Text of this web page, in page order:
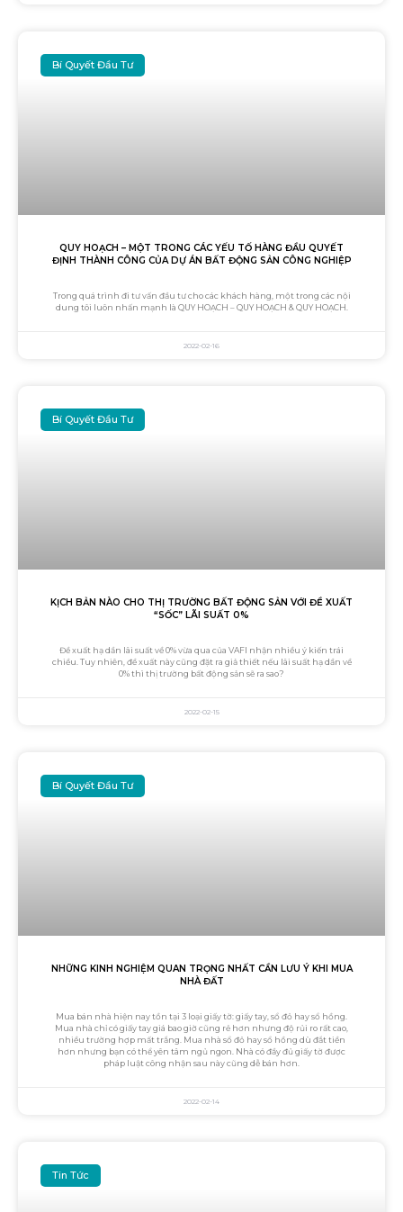
Bí Quyết Đầu Tư
QUY HOẠCH – MỘT TRONG CÁC YẾU TỐ HÀNG ĐẦU QUYẾT
ĐỊNH THÀNH CÔNG CỦA DỰ ÁN BẤT ĐỘNG SẢN CÔNG NGHIỆP
Trong quá trình đi tư vấn đầu tư cho các khách hàng, một trong các nội
dung tôi luôn nhấn mạnh là QUY HOẠCH – QUY HOẠCH & QUY HOẠCH.
2022-02-16
Bí Quyết Đầu Tư
KỊCH BẢN NÀO CHO THỊ TRƯỜNG BẤT ĐỘNG SẢN VỚI ĐỀ XUẤT
“SỐC” LÃI SUẤT 0%
Đề xuất hạ dần lãi suất về 0% vừa qua của VAFI nhận nhiều ý kiến trái
chiều. Tuy nhiên, đề xuất này cũng đặt ra giả thiết nếu lãi suất hạ dần về
0% thì thị trường bất động sản sẽ ra sao?
2022-02-15
Bí Quyết Đầu Tư
NHỮNG KINH NGHIỆM QUAN TRỌNG NHẤT CẦN LƯU Ý KHI MUA
NHÀ ĐẤT
Mua bán nhà hiện nay tồn tại 3 loại giấy tờ: giấy tay, sổ đỏ hay sổ hồng.
Mua nhà chỉ có giấy tay giá bao giờ cũng rẻ hơn nhưng độ rủi ro rất cao,
nhiều trường hợp mất trắng. Mua nhà sổ đỏ hay sổ hồng dù đắt tiền
hơn nhưng bạn có thể yên tâm ngủ ngon. Nhà có đầy đủ giấy tờ được
pháp luật công nhận sau này cũng dễ bán hơn.
2022-02-14
Tin Tức